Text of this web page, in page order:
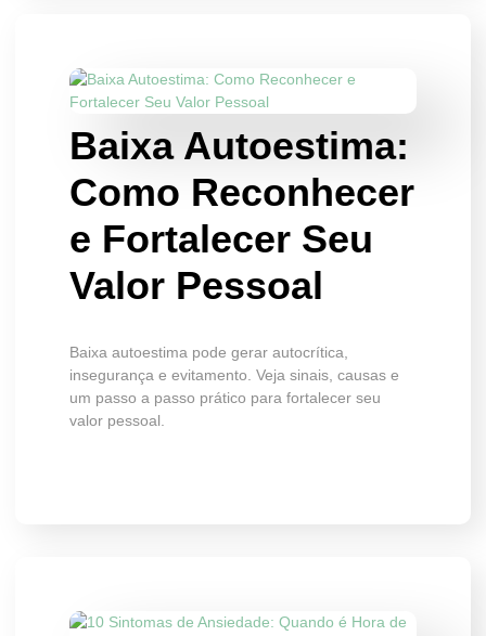
Baixa Autoestima:
Como Reconhecer
e Fortalecer Seu
Valor Pessoal
Baixa autoestima pode gerar autocrítica,
insegurança e evitamento. Veja sinais, causas e
um passo a passo prático para fortalecer seu
valor pessoal.